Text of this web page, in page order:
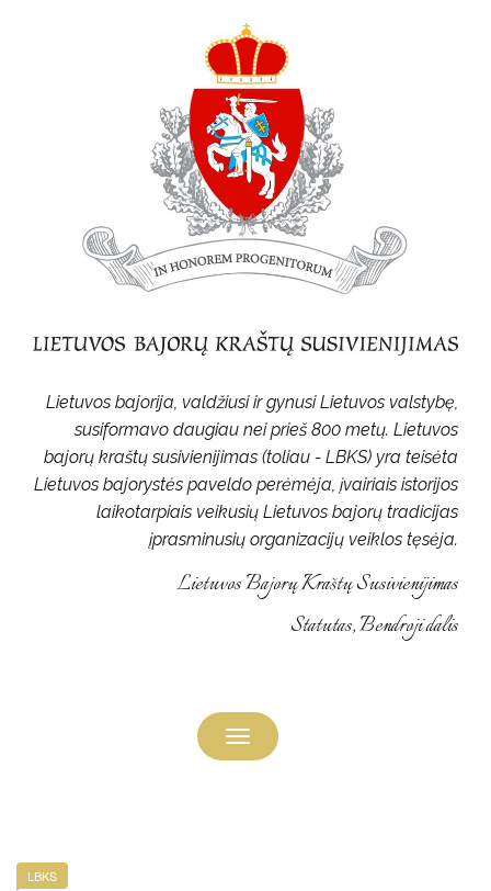
Lietuvos bajorija, valdžiusi ir gynusi Lietuvos valstybę,
susiformavo daugiau nei prieš 800 metų. Lietuvos
bajorų kraštų susivienijimas (toliau - LBKS) yra teisėta
Lietuvos bajorystės paveldo perėmėja, įvairiais istorijos
laikotarpiais veikusių Lietuvos bajorų tradicijas
įprasminusių organizacijų veiklos tęsėja.
Lietuvos Bajorų Kraštų Susivienijimas
Statutas, Bendroji dalis
Toggle
navigation
LBKS